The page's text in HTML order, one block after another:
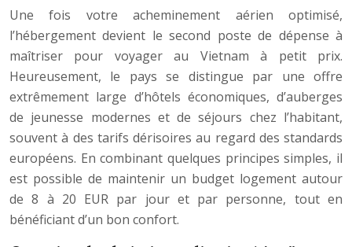
Une fois votre acheminement aérien optimisé,
l’hébergement devient le second poste de dépense à
maîtriser pour voyager au Vietnam à petit prix.
Heureusement, le pays se distingue par une offre
extrêmement large d’hôtels économiques, d’auberges
de jeunesse modernes et de séjours chez l’habitant,
souvent à des tarifs dérisoires au regard des standards
européens. En combinant quelques principes simples, il
est possible de maintenir un budget logement autour
de 8 à 20 EUR par jour et par personne, tout en
bénéficiant d’un bon confort.